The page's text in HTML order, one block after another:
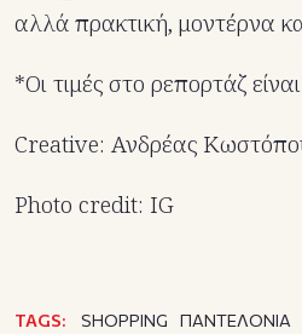
αλλά πρακτική, μοντέρνα
*Οι τιμές στο ρεπορτάζ είναι
Creative: Ανδρέας
Photo credit: IG
TAGS: SHOPPING ΠΑΝΤΕΛΟΝΙΑ